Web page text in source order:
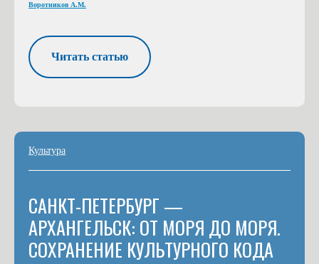
Воротников А.М.
Читать статью
Культура
САНКТ-ПЕТЕРБУРГ —
АРХАНГЕЛЬСК: ОТ МОРЯ ДО МОРЯ.
СОХРАНЕНИЕ КУЛЬТУРНОГО КОДА